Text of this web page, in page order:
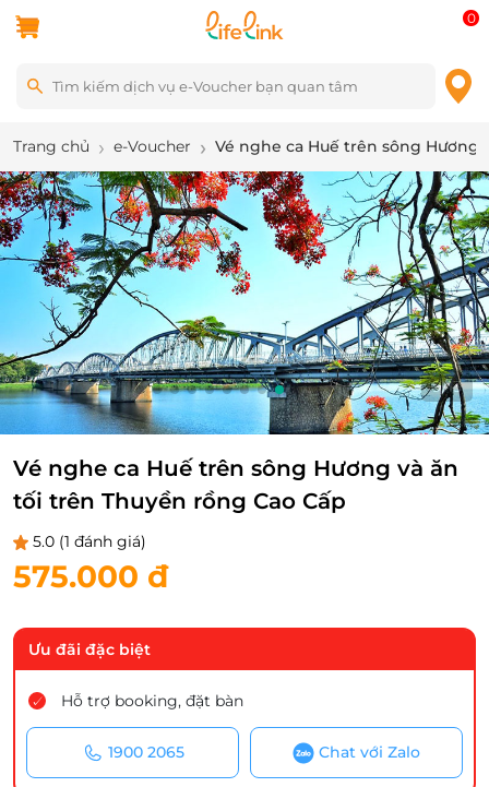
0
Trang chủ e-Voucher Vé nghe ca Huế trên sông Hương
9/13
Vé nghe ca Huế trên sông Hương và ăn
tối trên Thuyền rồng Cao Cấp
5.0 (1 đánh giá)
575.000 đ
Ưu đãi đặc biệt
Hỗ trợ booking, đặt bàn
1900 2065 Chat với Zalo